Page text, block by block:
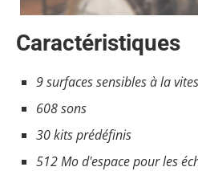
Caractéristiques
9 surfaces sensibles à la
608 sons
30 kits prédéfinis
512 Mo d'espace pour les